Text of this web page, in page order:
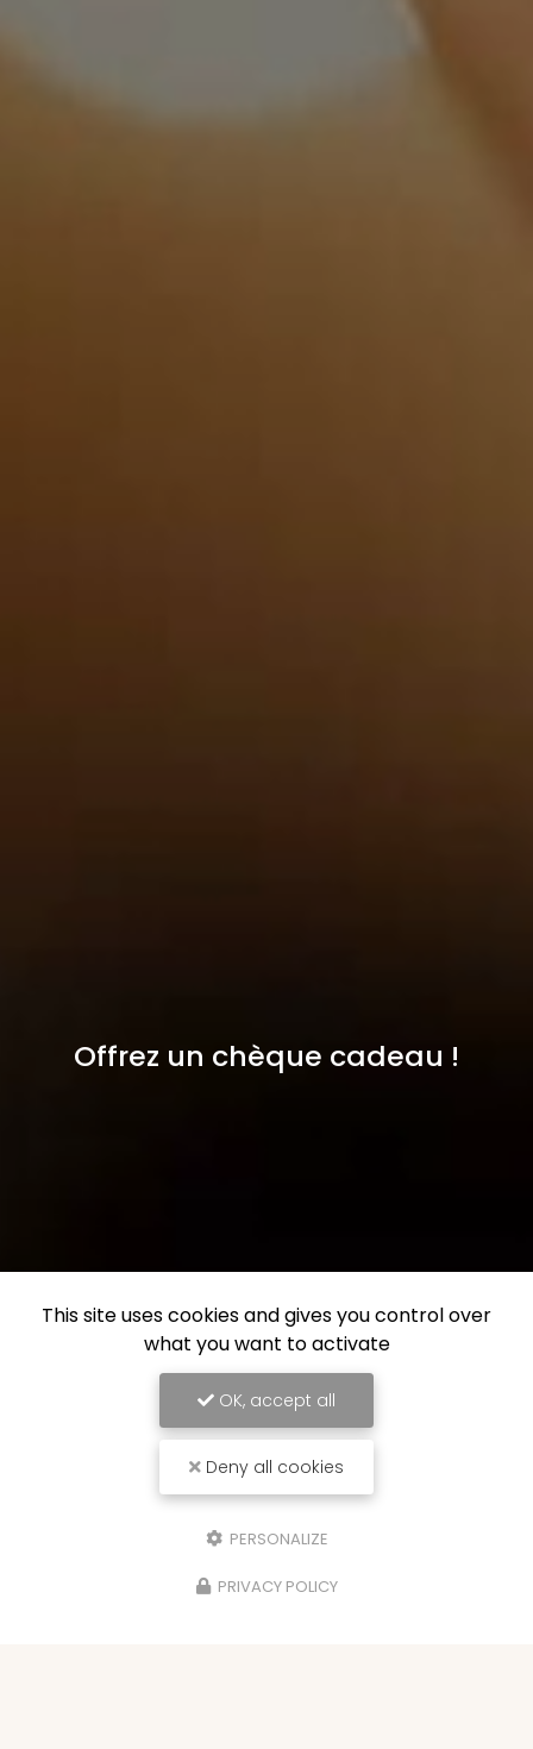
Offrez un chèque cadeau !
This site uses cookies and gives you control over
what you want to activate
OK, accept all
Deny all cookies
PERSONALIZE
PRIVACY POLICY